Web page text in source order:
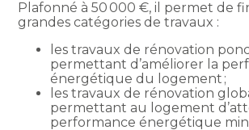
Plafonné à 50 000 €, il permet de
grandes catégories de travaux :
les travaux de rénovation
permettant d’améliorer la
énergétique du logement ;
les travaux de rénovation
permettant au logement
performance énergétique